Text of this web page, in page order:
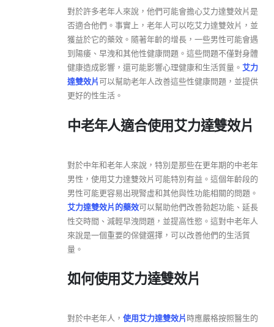
對於許多老年人來說，他們可能會擔心艾力達雙效片是
否適合他們。事實上，老年人可以吃艾力達雙效片，並
獲益於它的藥效。隨著年齡的增長，一些男性可能會遇
到陽痿、早洩和其他性健康問題。這些問題不僅對身體
健康造成影響，還可能影響心理健康和生活質量。 艾力
達雙效片可以幫助老年人改善這些性健康問題，並提供
更好的性生活。
中老年人適合使用艾力達雙效片
對於中年和老年人來說，特別是那些在更年期的中老年
男性，使用艾力達雙效片可能特別有益。這個年齡段的
男性可能更容易出現腎虛和其他與性功能相關的問題。
艾力達雙效片的藥效可以幫助他們改善勃起功能、延長
性交時間、減輕早洩問題，並提高性慾。這對中老年人
來說是一個重要的保健選擇，可以改善他們的生活質
量。
如何使用艾力達雙效片
對於中老年人， 使用艾力達雙效片時應嚴格按照醫生的